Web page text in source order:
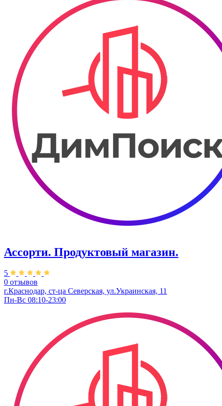
Ассорти. Продуктовый магазин.
5
0 отзывов
г.Краснодар, ст-ца Северская, ул.Украинская, 11
Пн-Вс 08:10-23:00